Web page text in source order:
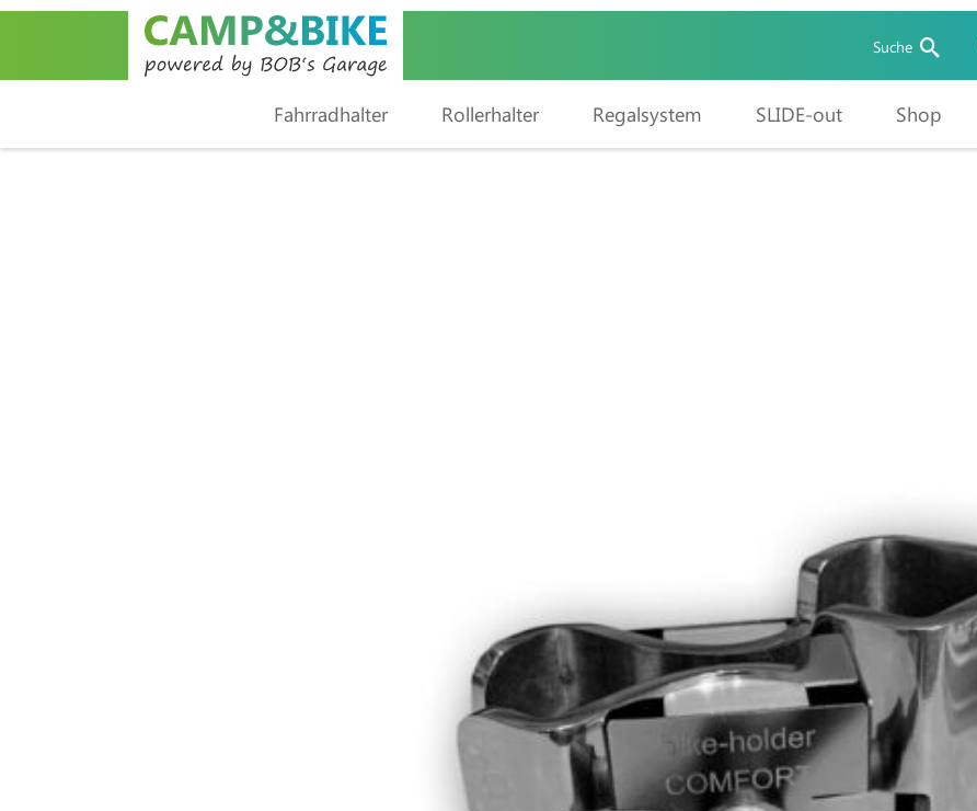
Suche
Fahrradhalter Rollerhalter Regalsystem SLIDE-out Shop